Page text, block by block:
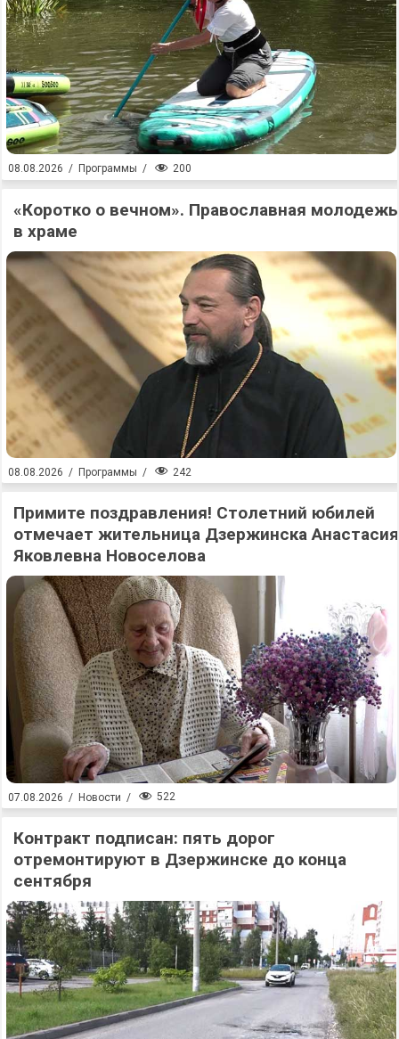
08.08.2026 / Программы / 200
«Коротко о вечном». Православная молодежь
в храме
08.08.2026 / Программы / 242
Примите поздравления! Столетний юбилей
отмечает жительница Дзержинска Анастасия
Яковлевна Новоселова
07.08.2026 / Новости / 522
Контракт подписан: пять дорог
отремонтируют в Дзержинске до конца
сентября